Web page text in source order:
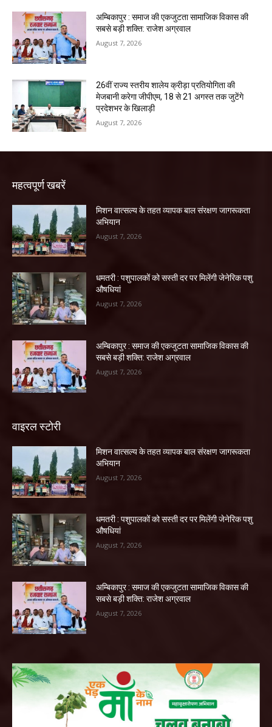
अम्बिकापुर : समाज की एकजुटता सामाजिक विकास की
सबसे बड़ी शक्ति: राजेश अग्रवाल
August 7, 2026
26वीं राज्य स्तरीय शालेय क्रीड़ा प्रतियोगिता की
मेजबानी करेगा जीपीएम, 18 से 21 अगस्त तक जुटेंगे
प्रदेशभर के खिलाड़ी
August 7, 2026
महत्वपूर्ण खबरें
मिशन वात्सल्य के तहत व्यापक बाल संरक्षण जागरूकता
अभियान
August 7, 2026
धमतरी : पशुपालकों को सस्ती दर पर मिलेंगी जेनेरिक पशु
औषधियां
August 7, 2026
अम्बिकापुर : समाज की एकजुटता सामाजिक विकास की
सबसे बड़ी शक्ति: राजेश अग्रवाल
August 7, 2026
वाइरल स्टोरी
मिशन वात्सल्य के तहत व्यापक बाल संरक्षण जागरूकता
अभियान
August 7, 2026
धमतरी : पशुपालकों को सस्ती दर पर मिलेंगी जेनेरिक पशु
औषधियां
August 7, 2026
अम्बिकापुर : समाज की एकजुटता सामाजिक विकास की
सबसे बड़ी शक्ति: राजेश अग्रवाल
August 7, 2026